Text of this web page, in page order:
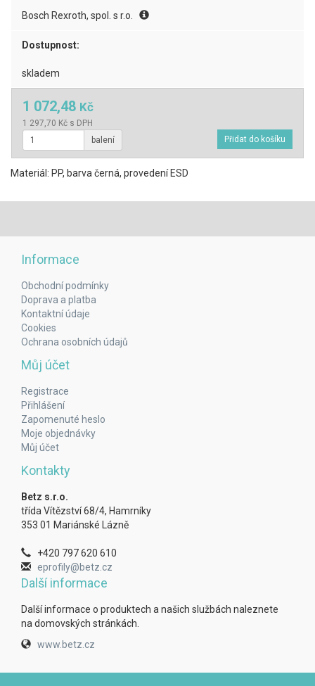
Bosch Rexroth, spol. s r.o.
Dostupnost:
skladem
1 072,48 Kč
1 297,70 Kč s DPH
balení
Materiál: PP, barva černá, provedení ESD
Informace
Obchodní podmínky
Doprava a platba
Kontaktní údaje
Cookies
Ochrana osobních údajů
Můj účet
Registrace
Přihlášení
Zapomenuté heslo
Moje objednávky
Můj účet
Kontakty
Betz s.r.o.
třída Vítězství 68/4, Hamrníky
353 01 Mariánské Lázně
+420 797 620 610
eprofily@betz.cz
Další informace
Další informace o produktech a našich službách naleznete
na domovských stránkách.
www.betz.cz